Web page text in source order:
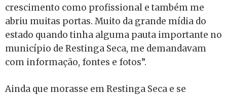
crescimento como profissional e também me
abriu muitas portas. Muito da grande mídia do
estado quando tinha alguma pauta importante no
município de Restinga Seca, me demandavam
com informação, fontes e fotos”.
Ainda que morasse em Restinga Seca e se